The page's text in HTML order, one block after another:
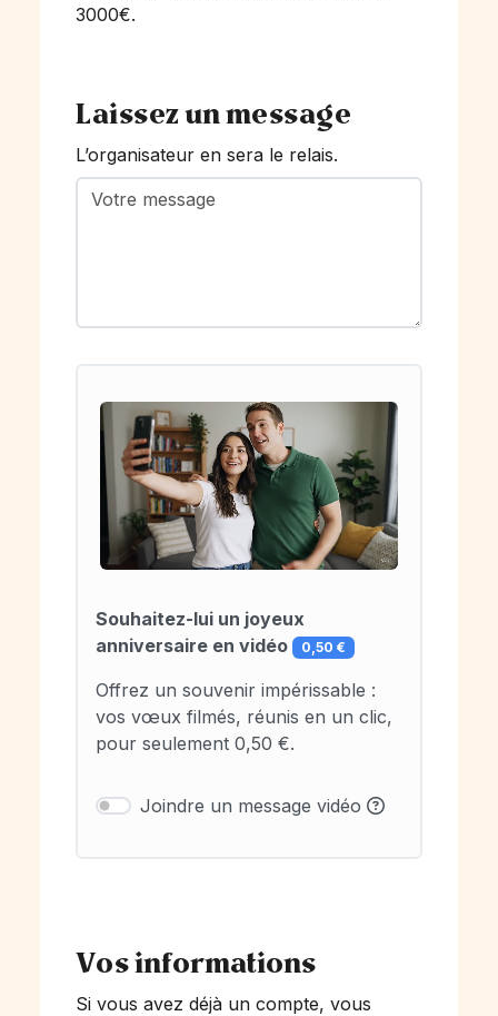
3000€.
Laissez un message
L’organisateur en sera le relais.
Souhaitez-lui un joyeux
anniversaire en vidéo
0,50 €
Offrez un souvenir impérissable :
vos vœux filmés, réunis en un clic,
pour seulement 0,50 €.
Joindre un message vidéo
Vos informations
Si vous avez déjà un compte, vous